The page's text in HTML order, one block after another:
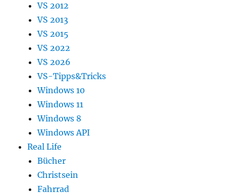
VS 2012
VS 2013
VS 2015
VS 2022
VS 2026
VS-Tipps&Tricks
Windows 10
Windows 11
Windows 8
Windows API
Real Life
Bücher
Christsein
Fahrrad